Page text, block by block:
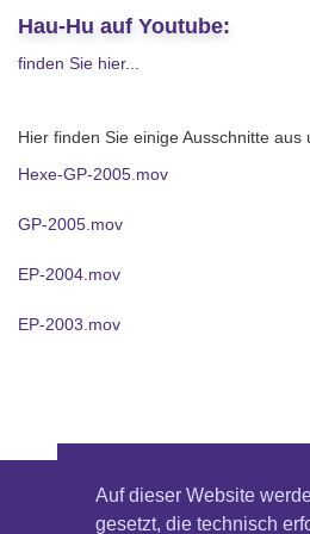
Auf dieser Website
gesetzt, die technisch
Hau-Hu auf Youtube:
finden Sie hier...
Hier finden Sie einige Ausschnitte
Hexe-GP-2005.mov
GP-2005.mov
EP-2004.mov
EP-2003.mov
© Fastnachtsverein Hau-